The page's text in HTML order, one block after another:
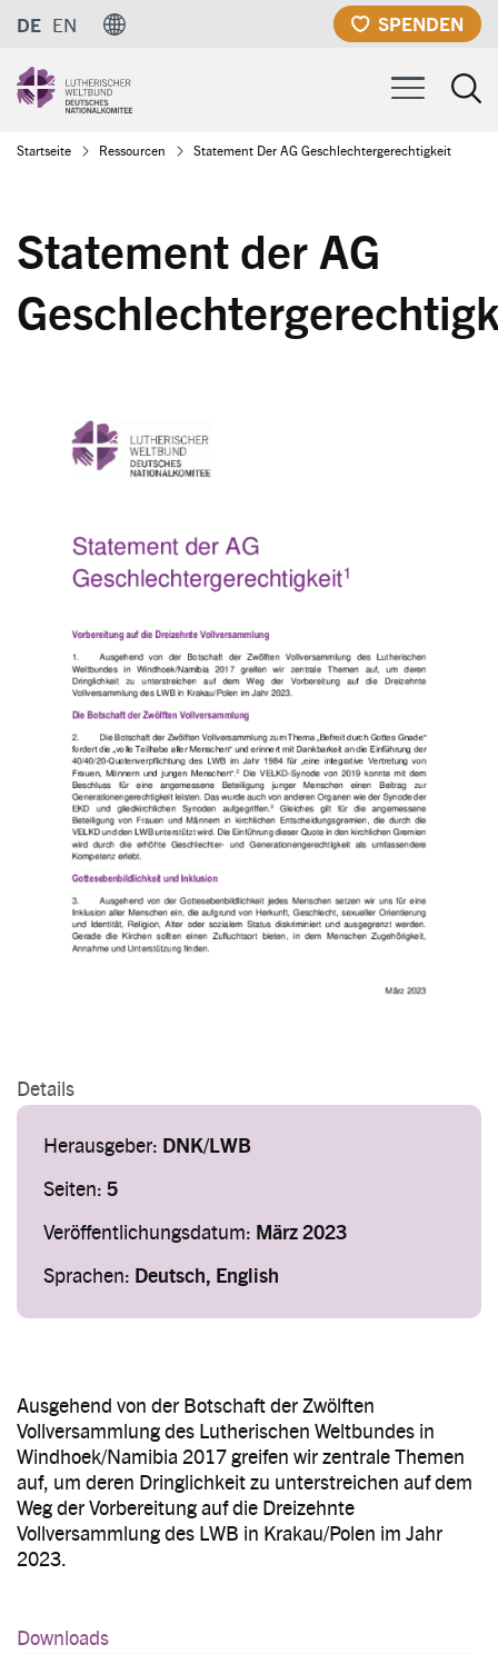
Direkt
zum
Inhalt
DE EN SPENDEN
Pfadnavigation
Startseite Ressourcen Statement Der AG Geschlechtergerechtigkeit
Statement der AG
Details
Herausgeber: DNK/LWB
Seiten: 5
Veröffentlichungsdatum: März 2023
Sprachen: Deutsch, English
Ausgehend von der Botschaft der Zwölften
Vollversammlung des Lutherischen Weltbundes in
Windhoek/Namibia 2017 greifen wir zentrale Themen
auf, um deren Dringlichkeit zu unterstreichen auf dem
Weg der Vorbereitung auf die Dreizehnte
Vollversammlung des LWB in Krakau/Polen im Jahr
2023.
Downloads